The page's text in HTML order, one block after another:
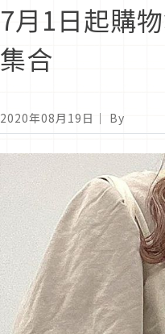
7月1日起購
集合
2020年08月19日 ｜ By